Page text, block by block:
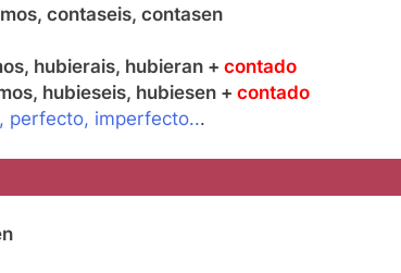
contaseis, contasen
hubierais, hubieran + contado
hubieseis, hubiesen + contado
perfecto, imperfecto...